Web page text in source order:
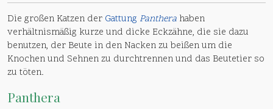
Die großen Katzen der Gattung Panthera haben
verhältnismäßig kurze und dicke Eckzähne, die sie dazu
benutzen, der Beute in den Nacken zu beißen um die
Knochen und Sehnen zu durchtrennen und das Beutetier so
zu töten.
Panthera